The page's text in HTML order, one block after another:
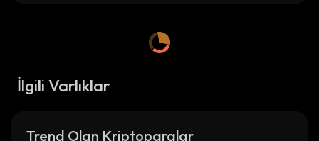
İlgili Varlıklar
Trend Olan Kriptoparalar